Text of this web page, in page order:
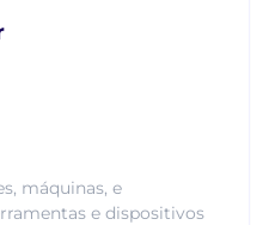
máquinas, e
e dispositivos